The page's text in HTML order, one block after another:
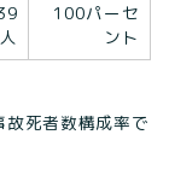
人
100パーセ
ント
死者数構成率で